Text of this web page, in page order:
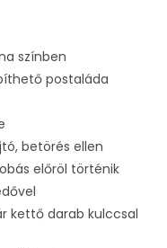
színben
postaláda
betörés ellen
előröl történik
kettő darab kulccsal